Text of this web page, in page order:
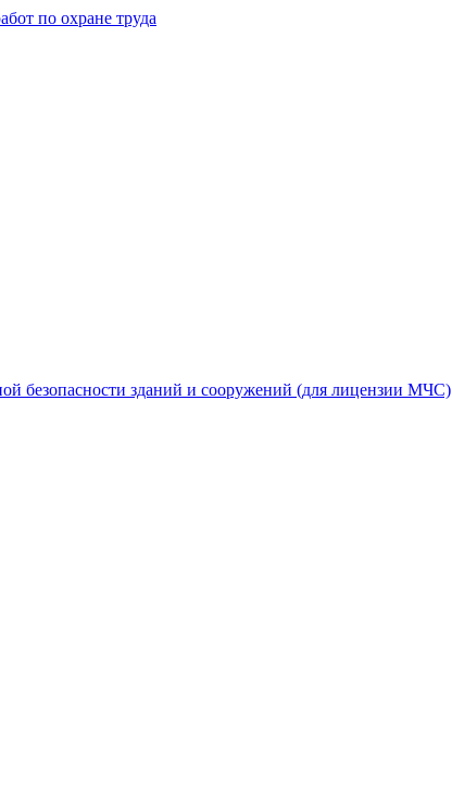
по охране труда
безопасности зданий и сооружений (для лицензии МЧС)